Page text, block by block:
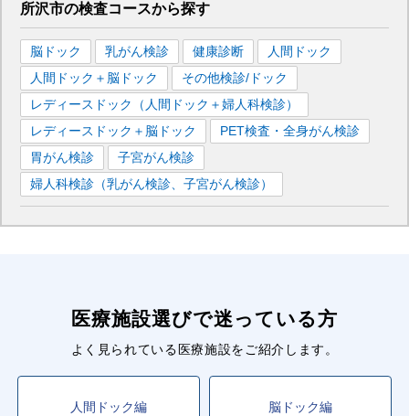
所沢市の検査コースから探す
脳ドック 乳がん検診 健康診断
人間ドック
人間ドック＋脳ドック
その他検診/ドック
レディースドック（人間ドック＋婦人科検診）
レディースドック＋脳ドック
PET検査・全身がん検診
胃がん検診
子宮がん検診
婦人科検診（乳がん検診、子宮がん検診）
医療施設選びで迷っている方
よく見られている医療施設をご紹介します。
人間ドック編 脳ドック編